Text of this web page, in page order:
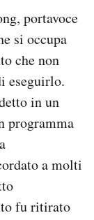
portavoce
si occupa
che non
eseguirlo.
in un
programma
a molti
fu ritirato